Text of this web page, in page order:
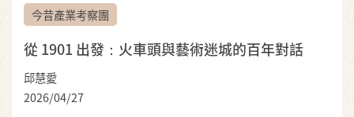
今昔產業考察團
從 1901 出發：火車頭與藝術迷城的百年對話
邱慧愛
2026/04/27